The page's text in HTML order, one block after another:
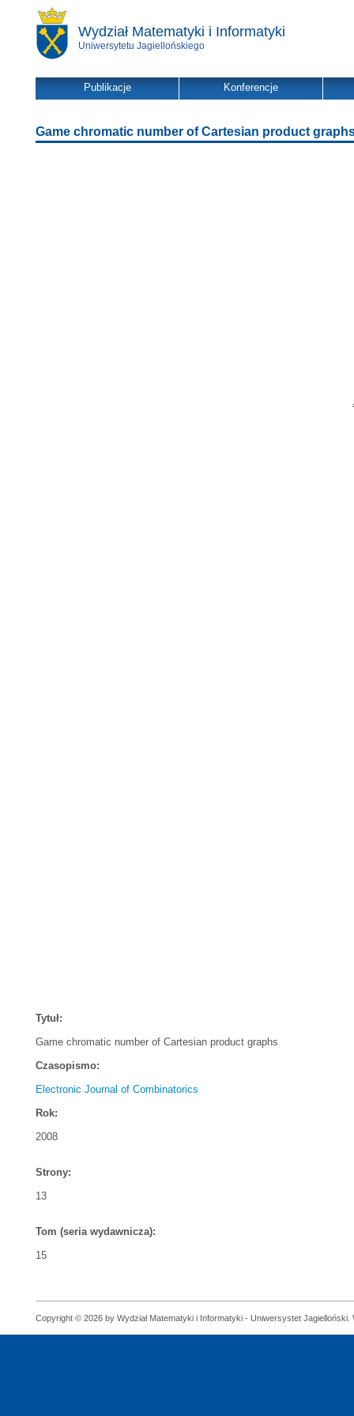
Wydział Matematyki i Informatyki
Uniwersytetu Jagiellońskiego
Publikacje Konferencje
Game chromatic number of Cartesian product
Tytuł:
Game chromatic number of Cartesian product graphs
Czasopismo:
Electronic Journal of Combinatorics
Rok:
2008
Strony:
13
Tom (seria wydawnicza):
15
Copyright © 2026 by Wydział Matematyki i Informatyki - Uniwersystet